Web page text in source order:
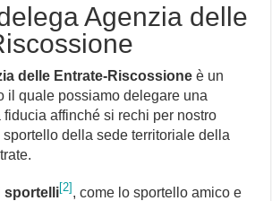
Agenzia delle
delle Entrate-Riscossione è un
il quale possiamo delegare una
fiducia affinché si rechi per nostro
della sede territoriale della
sportelli[2] , come lo sportello amico e